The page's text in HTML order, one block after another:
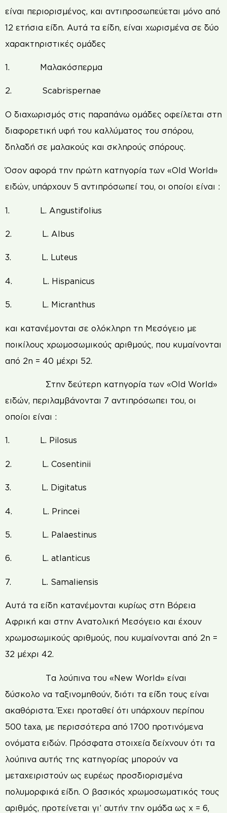
είναι περιορισμένος, και αντιπροσωπεύεται μόνο από
12 ετήσια είδη. Αυτά τα είδη, είναι χωρισμένα σε δύο
χαρακτηριστικές ομάδες
1. Μαλακόσπερμα
2. Scabrispernae
Ο διαχωρισμός στις παραπάνω ομάδες οφείλεται στη
διαφορετική υφή του καλλύματος του σπόρου,
δηλαδή σε μαλακούς και σκληρούς σπόρους.
Όσον αφορά την πρώτη κατηγορία των «Old World»
ειδών, υπάρχουν 5 αντιπρόσωπεί του, οι οποίοι είναι :
1. L. Angustifolius
2. L. Albus
3. L. Luteus
4. L. Hispanicus
5. L. Micranthus
και κατανέμονται σε ολόκληρη τη Μεσόγειο με
ποικίλους χρωμοσωμικούς αριθμούς, που κυμαίνονται
από 2n = 40 μέχρι 52.
Στην δεύτερη κατηγορία των «Old World»
ειδών, περιλαμβάνονται 7 αντιπρόσωπει του, οι
οποίοι είναι :
1. L. Pilosus
2. L. Cosentinii
3. L. Digitatus
4. L. Princei
5. L. Palaestinus
6. L. atlanticus
7. L. Samaliensis
Αυτά τα είδη κατανέμονται κυρίως στη Βόρεια
Αφρική και στην Ανατολική Μεσόγειο και έχουν
χρωμοσωμικούς αριθμούς, που κυμαίνονται από 2n =
32 μέχρι 42.
Τα λούπινα του «New World» είναι
δύσκολο να ταξινομηθούν, διότι τα είδη τους είναι
ακαθόριστα. Έχει προταθεί ότι υπάρχουν περίπου
500 taxa, με περισσότερα από 1700 προτινόμενα
ονόματα ειδών. Πρόσφατα στοιχεία δείχνουν ότι τα
λούπινα αυτής της κατηγορίας μπορούν να
μεταχειριστούν ως ευρέως προσδιορισμένα
πολυμορφικά είδη. Ο βασικός χρωμοσωματικός τους
αριθμός, προτείνεται γι’ αυτήν την ομάδα ως χ = 6,